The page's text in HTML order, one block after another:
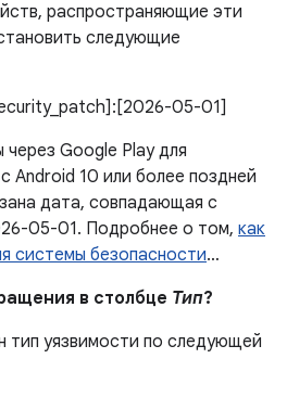
распространяющие эти
следующие
05-01]
Google Play для
Android 10 или более поздней
дата, совпадающая с
05-01. Подробнее о том, как
системы безопасности…
в столбце Тип?
тип уязвимости по следующей